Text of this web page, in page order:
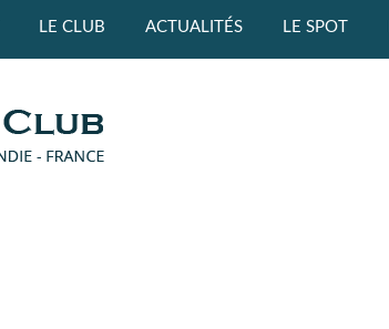
LE CLUB ACTUALITÉS LE SPOT